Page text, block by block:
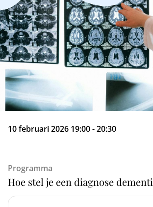
10 februari 2026 19:00 - 20:30
Programma
Hoe stel je een diagnose